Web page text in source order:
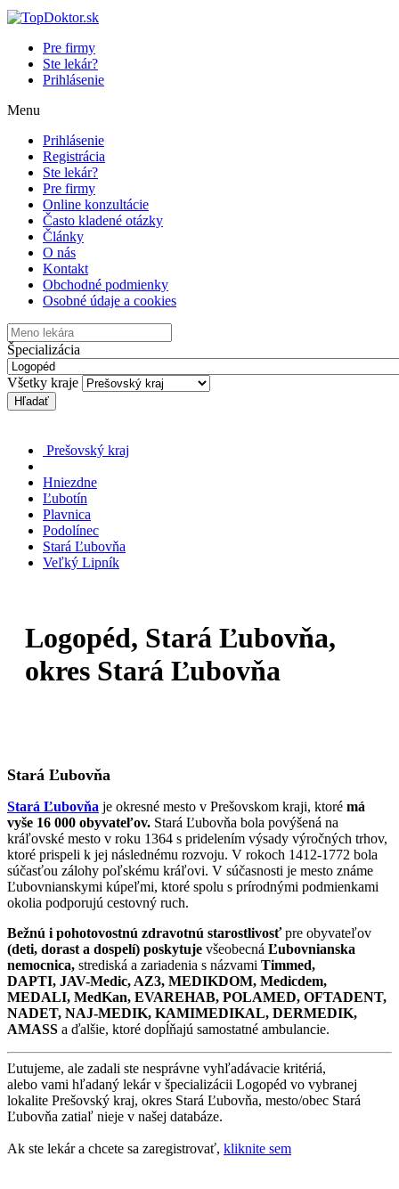
Pre firmy
Ste lekár?
Prihlásenie
Menu
Prihlásenie
Registrácia
Ste lekár?
Pre firmy
Online konzultácie
Často kladené otázky
Články
O nás
Kontakt
Obchodné podmienky
Osobné údaje a cookies
Špecializácia
Všetky kraje
Hľadať
Prešovský kraj
Hniezdne
Ľubotín
Plavnica
Podolínec
Stará Ľubovňa
Veľký Lipník
Logopéd, Stará Ľubovňa,
okres Stará Ľubovňa
Stará Ľubovňa
Stará Ľubovňa je okresné mesto v Prešovskom kraji, ktoré má
vyše 16 000 obyvateľov. Stará Ľubovňa bola povýšená na
kráľovské mesto v roku 1364 s pridelením výsady výročných trhov,
ktoré prispeli k jej následnému rozvoju. V rokoch 1412-1772 bola
súčasťou zálohy poľskému kráľovi. V súčasnosti je mesto známe
Ľubovnianskymi kúpeľmi, ktoré spolu s prírodnými podmienkami
okolia podporujú cestovný ruch.
Bežnú i pohotovostnú zdravotnú starostlivosťpre obyvateľov
(deti, dorast a dospelí) poskytuje všeobecná Ľubovnianska
nemocnica, strediská a zariadenia s názvami Timmed,
DAPTI, JAV-Medic, AZ3, MEDIKDOM, Medicdem,
MEDALI, MedKan, EVAREHAB, POLAMED, OFTADENT,
NADET, NAJ-MEDIK, KAMIMEDIKAL, DERMEDIK,
AMASS a ďalšie, ktoré dopĺňajú samostatné ambulancie.
Ľutujeme, ale zadali ste nesprávne vyhľadávacie kritériá,
alebo vami hľadaný lekár v špecializácii Logopéd vo vybranej
lokalite Prešovský kraj, okres Stará Ľubovňa, mesto/obec Stará
Ľubovňa zatiaľ nieje v našej databáze.
Ak ste lekár a chcete sa zaregistrovať, kliknite sem